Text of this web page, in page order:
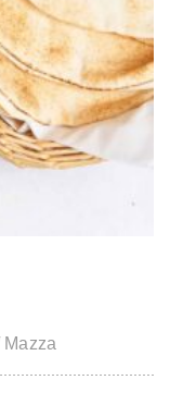
Mazza